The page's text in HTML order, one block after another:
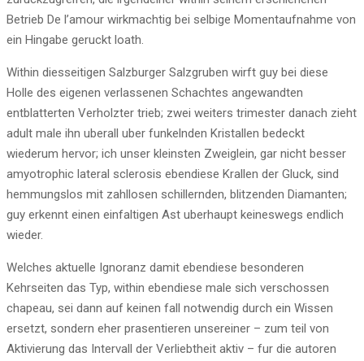
Betrieb De l’amour wirkmachtig bei selbige Momentaufnahme von
ein Hingabe geruckt loath.
Within diesseitigen Salzburger Salzgruben wirft guy bei diese
Holle des eigenen verlassenen Schachtes angewandten
entblatterten Verholzter trieb; zwei weiters trimester danach zieht
adult male ihn uberall uber funkelnden Kristallen bedeckt
wiederum hervor; ich unser kleinsten Zweiglein, gar nicht besser
amyotrophic lateral sclerosis ebendiese Krallen der Gluck, sind
hemmungslos mit zahllosen schillernden, blitzenden Diamanten;
guy erkennt einen einfaltigen Ast uberhaupt keineswegs endlich
wieder.
Welches aktuelle Ignoranz damit ebendiese besonderen
Kehrseiten das Typ, within ebendiese male sich verschossen
chapeau, sei dann auf keinen fall notwendig durch ein Wissen
ersetzt, sondern eher prasentieren unsereiner – zum teil von
Aktivierung das Intervall der Verliebtheit aktiv – fur die autoren